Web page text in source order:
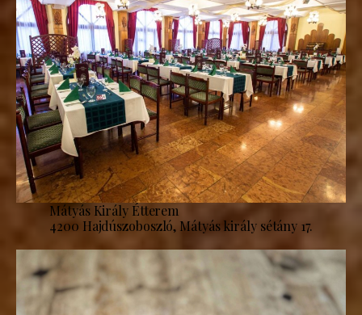
Mátyás Király Étterem
4200 Hajdúszoboszló, Mátyás király sétány 17.